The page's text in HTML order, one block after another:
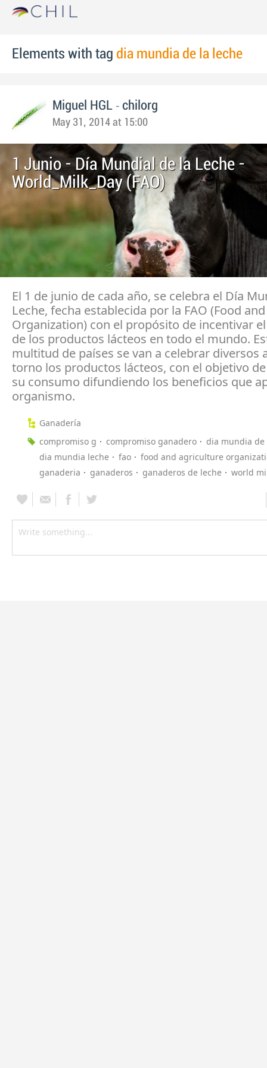
Elements with tag dia mundia de la leche
Miguel HGL - chilorg
May 31, 2014 at 15:00
1 Junio - Día Mundial de la Leche -
World_Milk_Day (FAO)
El 1 de junio de cada año, se celebra el Día
Leche, fecha establecida por la FAO (Food
Organization) con el propósito de incentivar
de los productos lácteos en todo el mundo.
multitud de países se van a celebrar diversos
torno los productos lácteos, con el objetivo
su consumo difundiendo los beneficios que
organismo.
Ganadería
compromiso g
compromiso ganadero
dia mundia de
dia mundia leche
fao
food and agriculture
ganaderia
ganaderos ganaderos de leche world